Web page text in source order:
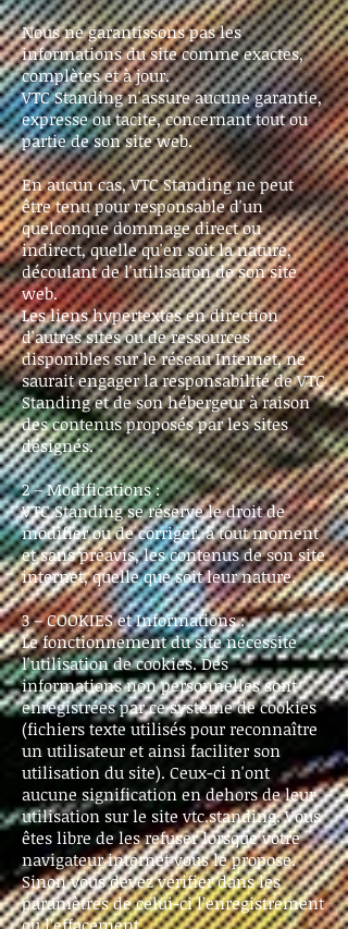
Nous ne garantissons pas les
informations du site comme exactes,
complètes et à jour.
VTC Standing n'assure aucune garantie,
expresse ou tacite, concernant tout ou
partie de son site web.
En aucun cas, VTC Standing ne peut
être tenu pour responsable d'un
quelconque dommage direct ou
indirect, quelle qu'en soit la nature,
découlant de l'utilisation de son site
web.
Les liens hypertextes en direction
d'autres sites ou de ressources
disponibles sur le réseau Internet, ne
saurait engager la responsabilité de VTC
Standing et de son hébergeur à raison
des contenus proposés par les sites
désignés.
2 – Modifications :
VTC Standing se réserve le droit de
modifier ou de corriger, à tout moment
et sans préavis, les contenus de son site
internet, quelle que soit leur nature.
3 – COOKIES et Informations :
Le fonctionnement du site nécessite
l'utilisation de cookies. Des
informations non personnelles sont
enregistrées par ce système de cookies
(fichiers texte utilisés pour reconnaître
un utilisateur et ainsi faciliter son
utilisation du site). Ceux-ci n'ont
aucune signification en dehors de leur
utilisation sur le site vtc.standing. Vous
êtes libre de les refuser lorsque votre
navigateur internet vous le propose.
Sinon vous devez vérifier dans les
paramètres de celui-ci l’enregistrement
ou l’effacement.